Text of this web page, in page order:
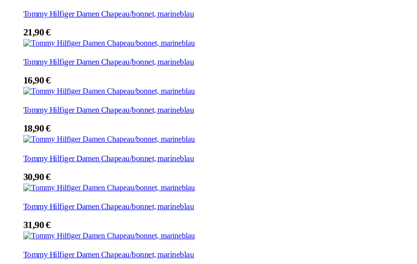
Tommy Hilfiger Damen Chapeau/bonnet, marineblau
21,90€
Tommy Hilfiger Damen Chapeau/bonnet, marineblau
16,90€
Tommy Hilfiger Damen Chapeau/bonnet, marineblau
18,90€
Tommy Hilfiger Damen Chapeau/bonnet, marineblau
30,90€
Tommy Hilfiger Damen Chapeau/bonnet, marineblau
31,90€
Tommy Hilfiger Damen Chapeau/bonnet, marineblau